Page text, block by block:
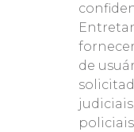
de